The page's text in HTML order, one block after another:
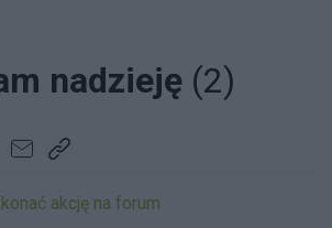
nadzieję (2)
akcję na forum